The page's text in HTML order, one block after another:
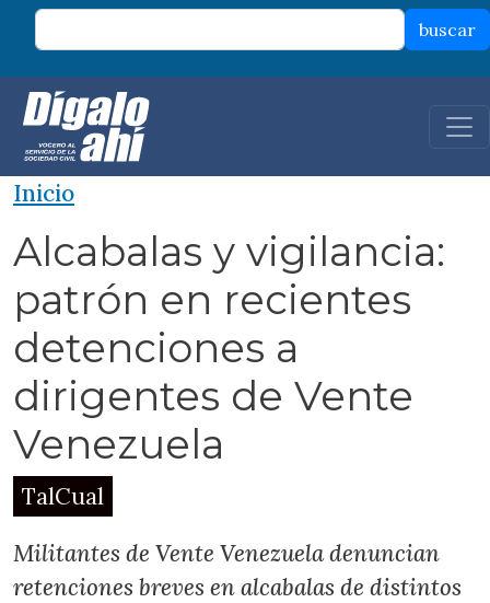
Pasar al contenido principal
buscar
Inicio
Alcabalas y vigilancia:
patrón en recientes
detenciones a
dirigentes de Vente
Venezuela
TalCual
Militantes de Vente Venezuela denuncian
retenciones breves en alcabalas de distintos